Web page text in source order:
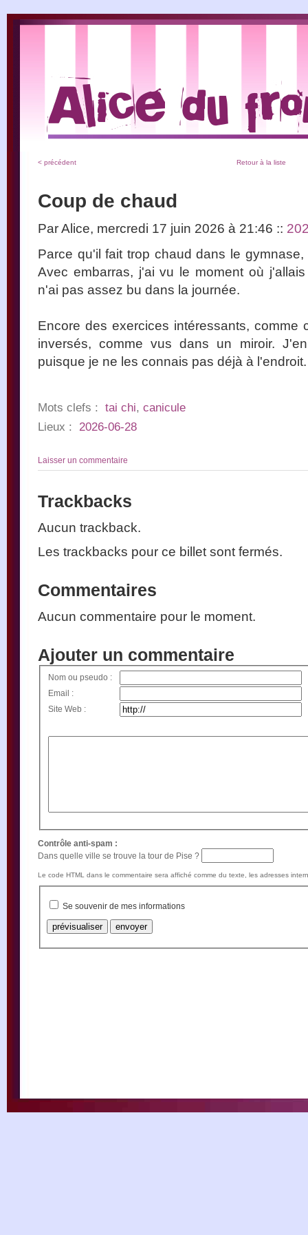
< précédent Retour à la liste
Coup de chaud
Par Alice, mercredi 17 juin 2026 à 21:46 ::
Parce qu'il fait trop chaud dans le
Avec embarras, j'ai vu le moment où
n'ai pas assez bu dans la journée.
Encore des exercices intéressants, comme
inversés, comme vus dans un miroir.
puisque je ne les connais pas déjà à l'endroit.
Mots clefs : tai chi, canicule
Lieux : 2026-06-28
Laisser un commentaire
Trackbacks
Aucun trackback.
Les trackbacks pour ce billet sont fermés.
Commentaires
Aucun commentaire pour le moment.
Ajouter un commentaire
Nom ou pseudo :
Email :
Site Web :
Contrôle anti-spam :
Dans quelle ville se trouve la tour de Pise ?
Le code HTML dans le commentaire sera affiché comme du texte, les adresses
Se souvenir de mes informations